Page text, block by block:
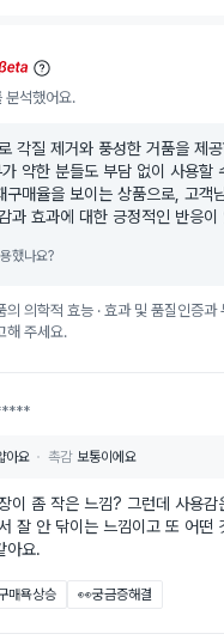
석했어요.
각질 제거와 풍성한 거품을 제
약한 분들도 부담 없이 사용할
구매율을 보이는 상품으로, 고객
과 효과에 대한 긍정적인 반응이
했나요?
의 의학적 효능 · 효과 및 품질인증
해 주세요.
아요 촉감 보통이에요
이 좀 작은 느낌? 그런데 사용
잘 안 닦이는 느낌이고 또 어떤
아요.
매욕상승 👀궁금증해결